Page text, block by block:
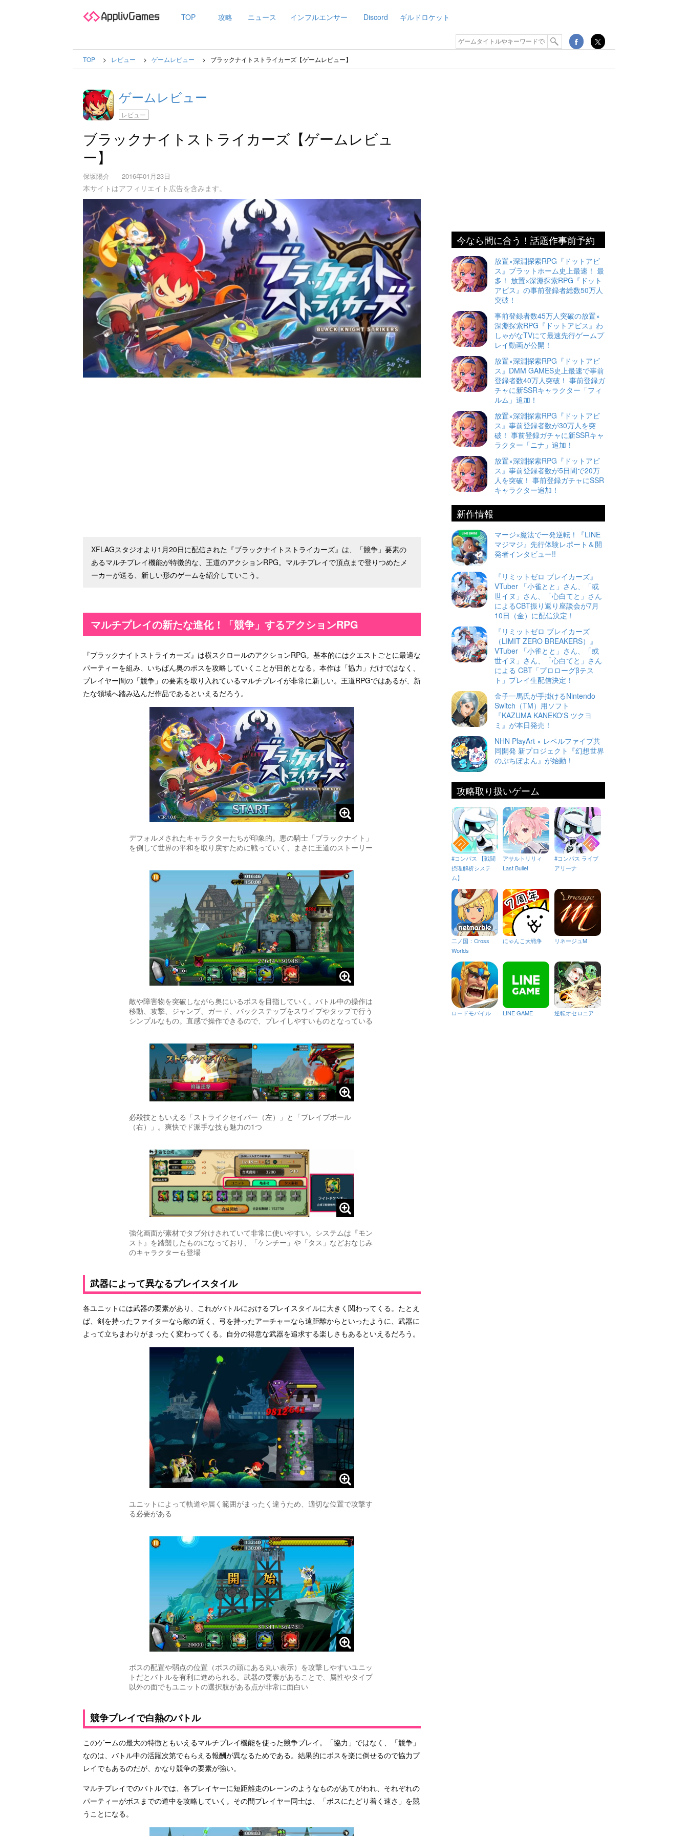
TOP 攻略 ニュース インフルエンサー Discord ギルドロケット
TOP レビュー ゲームレビュー ブラックナイトストライカーズ【ゲームレビュー】
ゲームレビュー
レビュー
ブラックナイトストライカーズ【ゲームレビュ
ー】
保坂陽介 2016年01月23日
本サイトはアフィリエイト広告を含みます。
XFLAGスタジオより1月20日に配信された『ブラックナイトストライカーズ』は、「競争」要素の
あるマルチプレイ機能が特徴的な、王道のアクションRPG。マルチプレイで頂点まで登りつめたメ
ーカーが送る、新しい形のゲームを紹介していこう。
マルチプレイの新たな進化！「競争」するアクションRPG
『ブラックナイトストライカーズ』は横スクロールのアクションRPG。基本的にはクエストごとに最適な
パーティーを組み、いちばん奥のボスを攻略していくことが目的となる。本作は「協力」だけではなく、
プレイヤー間の「競争」の要素を取り入れているマルチプレイが非常に新しい。王道RPGではあるが、新
たな領域へ踏み込んだ作品であるといえるだろう。
デフォルメされたキャラクターたちが印象的。悪の騎士「ブラックナイト」
を倒して世界の平和を取り戻すために戦っていく、まさに王道のストーリー
敵や障害物を突破しながら奥にいるボスを目指していく。バトル中の操作は
移動、攻撃、ジャンプ、ガード、バックステップをスワイプやタップで行う
シンプルなもの。直感で操作できるので、プレイしやすいものとなっている
必殺技ともいえる「ストライクセイバー（左）」と「ブレイブボール
（右）」。爽快でド派手な技も魅力の1つ
強化画面が素材でタブ分けされていて非常に使いやすい。システムは『モン
スト』を踏襲したものになっており、「ケンチー」や「タス」などおなじみ
のキャラクターも登場
武器によって異なるプレイスタイル
各ユニットには武器の要素があり、これがバトルにおけるプレイスタイルに大きく関わってくる。たとえ
ば、剣を持ったファイターなら敵の近く、弓を持ったアーチャーなら遠距離からといったように、武器に
よって立ちまわりがまったく変わってくる。自分の得意な武器を追求する楽しさもあるといえるだろう。
ユニットによって軌道や届く範囲がまったく違うため、適切な位置で攻撃す
る必要がある
ボスの配置や弱点の位置（ボスの頭にある丸い表示）を攻撃しやすいユニッ
トだとバトルを有利に進められる。武器の要素があることで、属性やタイプ
以外の面でもユニットの選択肢がある点が非常に面白い
競争プレイで白熱のバトル
このゲームの最大の特徴ともいえるマルチプレイ機能を使った競争プレイ。「協力」ではなく、「競争」
なのは、バトル中の活躍次第でもらえる報酬が異なるためである。結果的にボスを楽に倒せるので協力プ
レイでもあるのだが、かなり競争の要素が強い。
マルチプレイでのバトルでは、各プレイヤーに短距離走のレーンのようなものがあてがわれ、それぞれの
パーティーがボスまでの道中を攻略していく。その間プレイヤー同士は、「ボスにたどり着く速さ」を競
うことになる。
今なら間に合う！話題作事前予約
放置×深淵探索RPG『ドットアビ
ス』プラットホーム史上最速！ 最
多！ 放置×深淵探索RPG『ドット
アビス』の事前登録者総数50万人
突破！
事前登録者数45万人突破の放置×
深淵探索RPG『ドットアビス』わ
しゃがなTVにて最速先行ゲームプ
レイ動画が公開！
放置×深淵探索RPG『ドットアビ
ス』DMM GAMES史上最速で事前
登録者数40万人突破！ 事前登録ガ
チャに新SSRキャラクター「フィ
ルム」追加！
放置×深淵探索RPG『ドットアビ
ス』事前登録者数が30万人を突
破！ 事前登録ガチャに新SSRキャ
ラクター「ニナ」追加！
放置×深淵探索RPG『ドットアビ
ス』事前登録者数が5日間で20万
人を突破！ 事前登録ガチャにSSR
キャラクター追加！
新作情報
マージ×魔法で一発逆転！『LINE
マジマジ』先行体験レポート＆開
発者インタビュー!!
『リミットゼロ ブレイカーズ』
VTuber 「小雀とと」さん、「或
世イヌ」さん、「心白てと」さん
によるCBT振り返り座談会が7月
10日（金）に配信決定！
『リミットゼロ ブレイカーズ
（LIMIT ZERO BREAKERS）』
VTuber 「小雀とと」さん、「或
世イヌ」さん、「心白てと」さん
による CBT「プロローグβテス
ト」プレイ生配信決定！
金子一馬氏が手掛けるNintendo
Switch（TM）用ソフト
『KAZUMA KANEKO'S ツクヨ
ミ』が本日発売！
NHN PlayArt × レベルファイブ共
同開発 新プロジェクト『幻想世界
のぷちぽよん』が始動！
攻略取り扱いゲーム
#コンパス 【戦闘
摂理解析システ
ム】
アサルトリリィ
Last Bullet
#コンパス ライブ
アリーナ
二ノ国：Cross
Worlds
にゃんこ大戦争 リネージュM
ロードモバイル LINE GAME 逆転オセロニア